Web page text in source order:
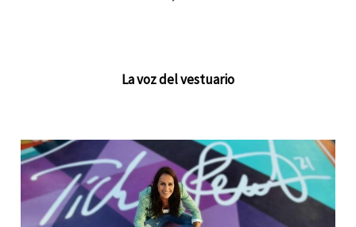
La voz del vestuario